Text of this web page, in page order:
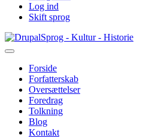
Log ind
Skift sprog
Gå
til
Sprog - Kultur - Historie
Primær
navigation
Forside
Forfatterskab
Oversættelser
Foredrag
Tolkning
Blog
Kontakt